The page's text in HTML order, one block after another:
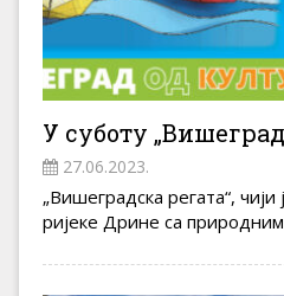
У суботу
27.06.2023.
„Вишеградска регата“,
ријеке Дрине са природним